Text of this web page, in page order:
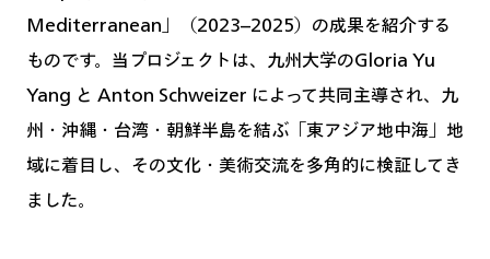
Mediterranean」（2023–2025）の成果を紹介する
ものです。当プロジェクトは、九州大学のGloria Yu
Yang と Anton Schweizer によって共同主導され、九
州・沖縄・台湾・朝鮮半島を結ぶ「東アジア地中海」地
域に着目し、その文化・美術交流を多角的に検証してき
ました。